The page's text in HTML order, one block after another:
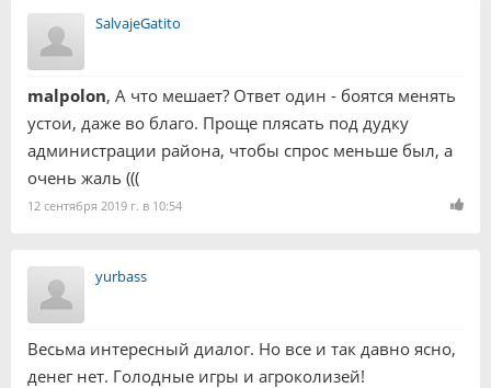
SalvajeGatito
malpolon, А что мешает? Ответ один - боятся менять
устои, даже во благо. Проще плясать под дудку
администрации района, чтобы спрос меньше был, а
очень жаль (((
12 сентября 2019 г. в 10:54
yurbass
Весьма интересный диалог. Но все и так давно ясно,
денег нет. Голодные игры и агроколизей!